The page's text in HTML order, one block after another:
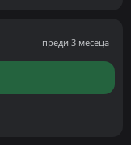
преди 3 месеца